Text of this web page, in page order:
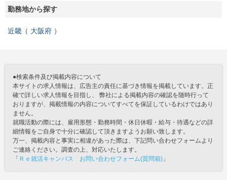
勤務地から探す
近畿 大阪府
●検索条件及び掲載内容について
本サイトの求人情報は、広告主の責任に基づき情報を掲載しています。正
確で詳しい求人情報を目指し、 弊社による掲載内容の確認を随時行って
おりますが、掲載情報の内容についてすべてを保証しているわけではあり
ません。
就職活動の際には、雇用形態・勤務時間・休日休暇・給与・待遇などの詳
細情報をご自身で十分に確認して頂きますようお願い致します。
万一、掲載内容と事実に相違があった際は、下記問い合わせフォームより
ご連絡ください。調査の上、対応いたします。
「 Ｒｅ就活キャンパス お問い合わせフォーム(質問箱) 」